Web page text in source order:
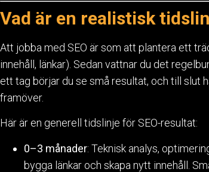
Vad är en realistisk
Att jobba med SEO är som att plantera ett
innehåll, länkar). Sedan vattnar du det
ett tag börjar du se små resultat, och till slut
framöver.
Här är en generell tidslinje för SEO-resultat:
0–3 månader: Teknisk analys,
bygga länkar och skapa nytt innehåll.